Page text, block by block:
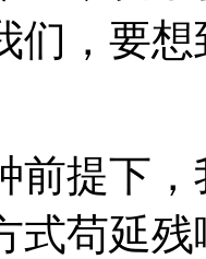
们，要
提下，
式苟延